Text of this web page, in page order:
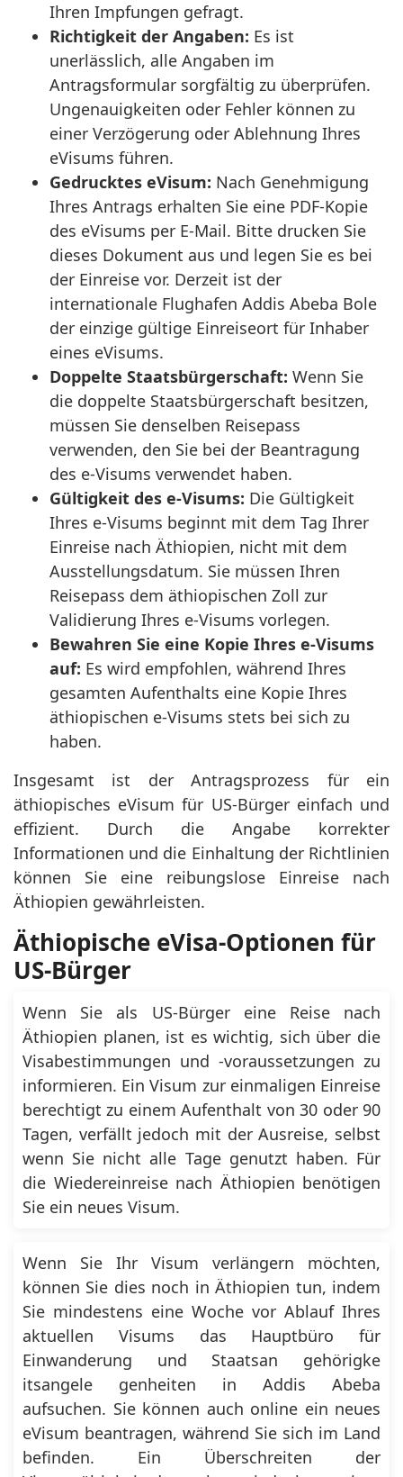
Ihren Impfungen gefragt.
Richtigkeit der Angaben: Es ist
unerlässlich, alle Angaben im
Antragsformular sorgfältig zu überprüfen.
Ungenauigkeiten oder Fehler können zu
einer Verzögerung oder Ablehnung Ihres
eVisums führen.
Gedrucktes eVisum: Nach Genehmigung
Ihres Antrags erhalten Sie eine PDF-Kopie
des eVisums per E-Mail. Bitte drucken Sie
dieses Dokument aus und legen Sie es bei
der Einreise vor. Derzeit ist der
internationale Flughafen Addis Abeba Bole
der einzige gültige Einreiseort für Inhaber
eines eVisums.
Doppelte Staatsbürgerschaft: Wenn Sie
die doppelte Staatsbürgerschaft besitzen,
müssen Sie denselben Reisepass
verwenden, den Sie bei der Beantragung
des e-Visums verwendet haben.
Gültigkeit des e-Visums: Die Gültigkeit
Ihres e-Visums beginnt mit dem Tag Ihrer
Einreise nach Äthiopien, nicht mit dem
Ausstellungsdatum. Sie müssen Ihren
Reisepass dem äthiopischen Zoll zur
Validierung Ihres e-Visums vorlegen.
Bewahren Sie eine Kopie Ihres e-Visums
auf: Es wird empfohlen, während Ihres
gesamten Aufenthalts eine Kopie Ihres
äthiopischen e-Visums stets bei sich zu
haben.
Insgesamt ist der Antragsprozess für ein
äthiopisches eVisum für US-Bürger einfach und
effizient. Durch die Angabe korrekter
Informationen und die Einhaltung der Richtlinien
können Sie eine reibungslose Einreise nach
Äthiopien gewährleisten.
Äthiopische eVisa-Optionen für
US-Bürger
Wenn Sie als US-Bürger eine Reise nach
Äthiopien planen, ist es wichtig, sich über die
Visabestimmungen und -voraussetzungen zu
informieren. Ein Visum zur einmaligen Einreise
berechtigt zu einem Aufenthalt von 30 oder 90
Tagen, verfällt jedoch mit der Ausreise, selbst
wenn Sie nicht alle Tage genutzt haben. Für
die Wiedereinreise nach Äthiopien benötigen
Sie ein neues Visum.
Wenn Sie Ihr Visum verlängern möchten,
können Sie dies noch in Äthiopien tun, indem
Sie mindestens eine Woche vor Ablauf Ihres
aktuellen Visums das Hauptbüro für
Einwanderung und Staatsan gehörigke
itsangele genheiten in Addis Abeba
aufsuchen. Sie können auch online ein neues
eVisum beantragen, während Sie sich im Land
befinden. Ein Überschreiten der